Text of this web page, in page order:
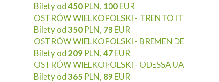
Bilety od450 PLN, 100EUR
OSTRÓW WIELKOPOLSKI - TRENTO IT
Bilety od350 PLN, 78EUR
OSTRÓW WIELKOPOLSKI - BREMEN DE
Bilety od 209 PLN,47EUR
OSTRÓW WIELKOPOLSKI - ODESSA UA
Bilety od365 PLN, 89EUR